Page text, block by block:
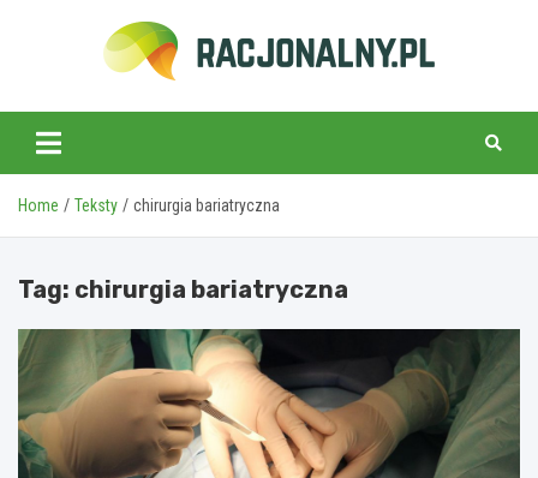
racjonalny.pl
Home Teksty chirurgia bariatryczna
Tag: chirurgia bariatryczna